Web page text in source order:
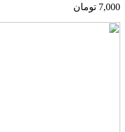
7,000 تومان